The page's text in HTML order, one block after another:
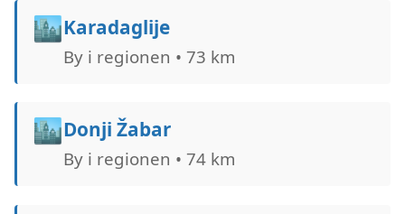
🏙️Karadaglije
By i regionen • 73 km
🏙️Donji Žabar
By i regionen • 74 km